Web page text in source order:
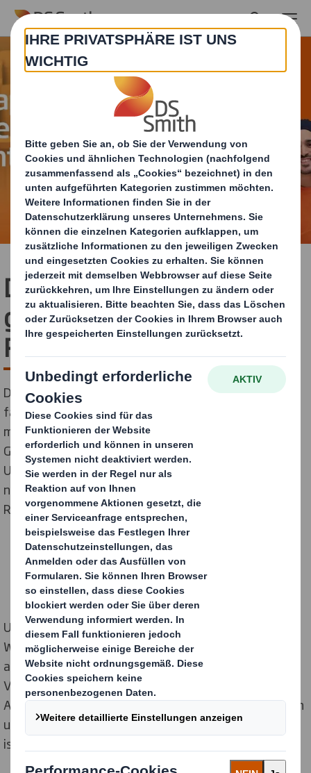
Skip to main content
DS Smith bezieht Stellung
gegen
Rechtsextremismus
DS Smith, der führende Anbieter nachhaltiger,
faserbasierter Verpackungen, spricht sich deutlich für
mehr Diversität, Inklusion und Toleranz in der
Gesellschaft und am Arbeitsplatz aus. Als
Unternehmen, das seine soziale Verantwortung ernst
nimmt, positioniert sich DS Smith klar gegen
Rechtsextremismus.
Um demokratische Werte zu schützen und den
Wirtschaftsstandort Deutschland auch weiterhin
attraktiv zu gestalten, setzt der
Verpackungshersteller auf Inklusion und Toleranz am
Arbeitsplatz. Diese Haltung spiegelt sich in den Werten
und im Verhaltenskodex des Unternehmens wider und
ist seit Jahrzehnten gelebte Praxis.